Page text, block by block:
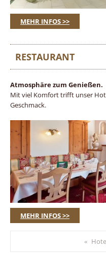
MEHR INFOS >>
RESTAURANT
Atmosphäre zum Genießen.
Mit viel Komfort trifft unser
Geschmack.
MEHR INFOS >>
«